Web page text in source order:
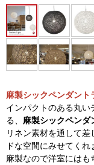
麻製シックペンダント
インパクトのある丸
る、 麻製シックペンダ
リネン素材を通して
ドな空間にみせてくれ
麻製なので洋室には